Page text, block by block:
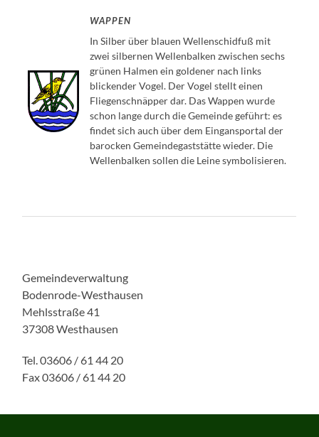
WAPPEN
In Silber über blauen Wellenschidfuß mit
zwei silbernen Wellenbalken zwischen sechs
grünen Halmen ein goldener nach links
blickender Vogel. Der Vogel stellt einen
Fliegenschnäpper dar. Das Wappen wurde
schon lange durch die Gemeinde geführt: es
findet sich auch über dem Eingansportal der
barocken Gemeindegaststätte wieder. Die
Wellenbalken sollen die Leine symbolisieren.
Gemeindeverwaltung
Bodenrode-Westhausen
Mehlsstraße 41
37308 Westhausen
Tel. 03606 / 61 44 20
Fax 03606 / 61 44 20